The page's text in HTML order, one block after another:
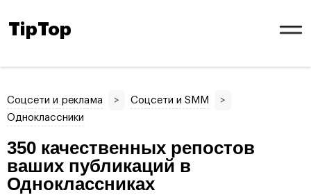
TipTop
Соцсети и реклама > Соцсети и SMM
>
Одноклассники
350 качественных репостов
ваших публикаций в
Одноклассниках